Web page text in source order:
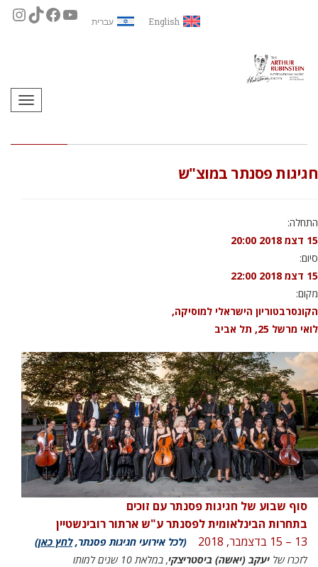
English עברית
חגיגות פסנתר במוצ"ש
התחלה:
15 דצמ 2018 20:00
סיום:
15 דצמ 2018 22:00
מקום:
הקונסרבטוריון הישראלי למוסיקה,
לואי מרשל 25, תל אביב
סוף שבוע של חגיגות פסנתר עם זוכים
בתחרות הבינלאומית לפסנתר ע"ש ארתור רובינשטיין
13 – 15 בדצמבר, 2018
(לכל אירועי חגיגות פסנתר,לחץ כאן)
לזכרו של יעקב (יאשה) ביסטריצקי, במלאת 10 שנים למותו